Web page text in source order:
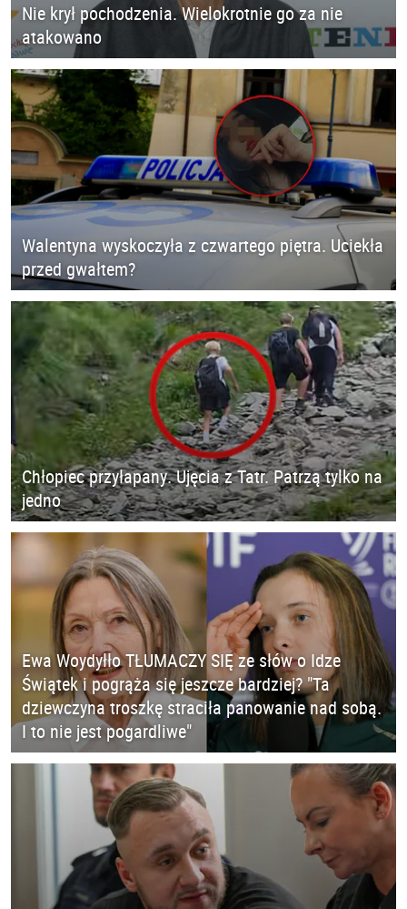
Nie krył pochodzenia. Wielokrotnie go za nie
atakowano
Walentyna wyskoczyła z czwartego piętra. Uciekła
przed gwałtem?
Chłopiec przyłapany. Ujęcia z Tatr. Patrzą tylko na
jedno
Ewa Woydyłło TŁUMACZY SIĘ ze słów o Idze
Świątek i pogrąża się jeszcze bardziej? "Ta
dziewczyna troszkę straciła panowanie nad sobą.
I to nie jest pogardliwe"